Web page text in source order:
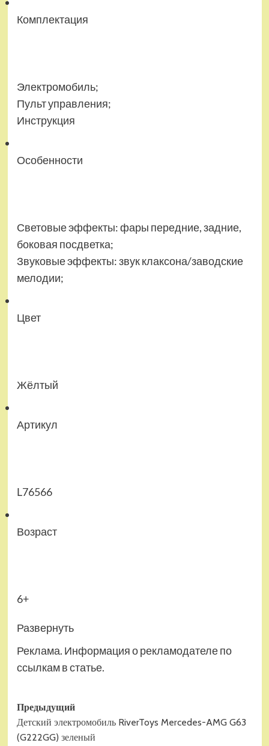
Комплектация
Электромобиль;
Пульт управления;
Инструкция
Особенности
Световые эффекты: фары передние, задние,
боковая посдветка;
Звуковые эффекты: звук клаксона/заводские
мелодии;
Цвет
Жёлтый
Артикул
L76566
Возраст
6+
Развернуть
Реклама. Информация о рекламодателе по
ссылкам в статье.
Навигация
записи
Предыдущий
Детский электромобиль RiverToys Mercedes-AMG G63
(G222GG) зеленый